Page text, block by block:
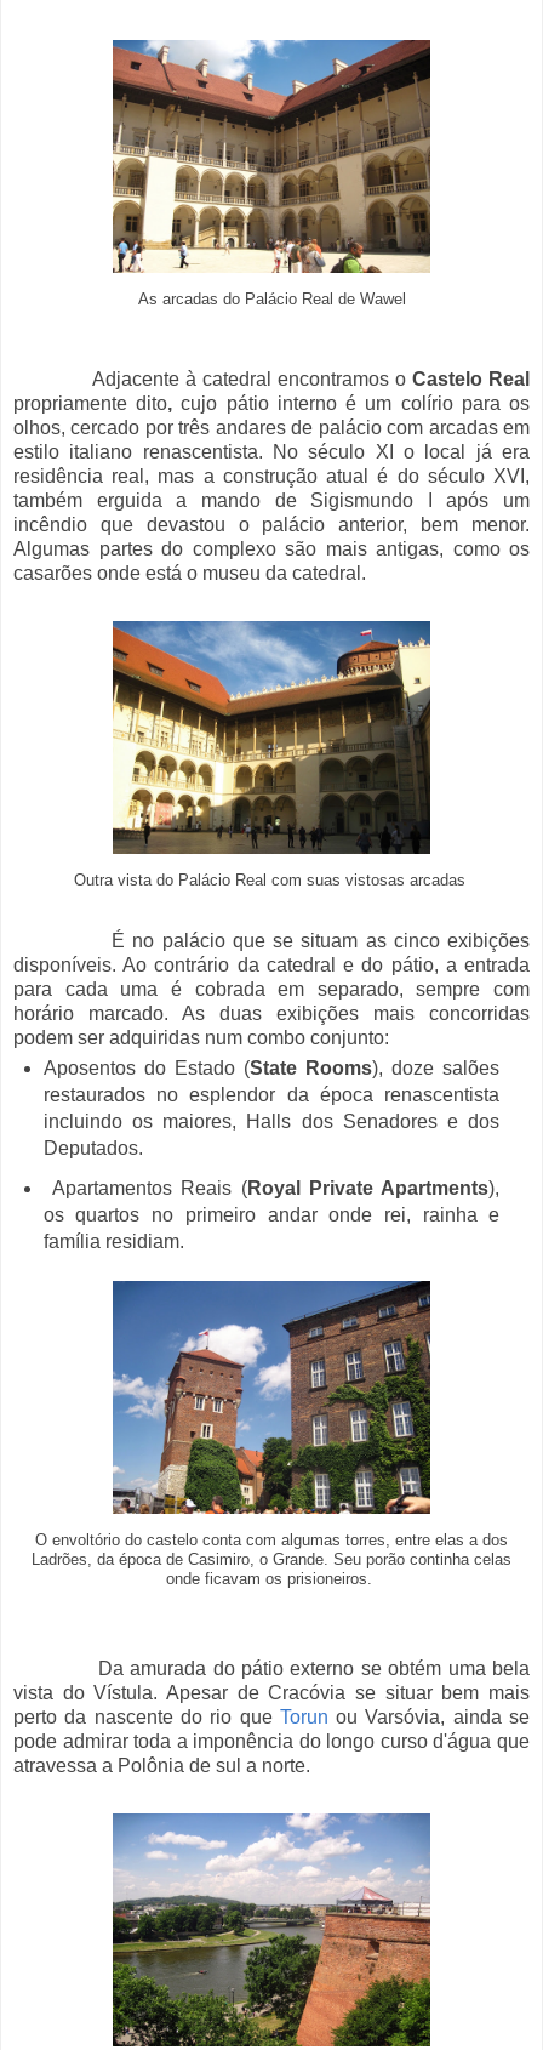
As arcadas do Palácio Real de Wawel
Adjacente à catedral encontramos o Castelo Real
propriamente dito, cujo pátio interno é um colírio para os
olhos, cercado por três andares de palácio com arcadas em
estilo italiano renascentista. No século XI o local já era
residência real, mas a construção atual é do século XVI,
também erguida a mando de Sigismundo I após um
incêndio que devastou o palácio anterior, bem menor.
Algumas partes do complexo são mais antigas, como os
casarões onde está o museu da catedral.
Outra vista do Palácio Real com suas vistosas arcadas
É no palácio que se situam as cinco exibições
disponíveis. Ao contrário da catedral e do pátio, a entrada
para cada uma é cobrada em separado, sempre com
horário marcado. As duas exibições mais concorridas
podem ser adquiridas num combo conjunto:
Aposentos do Estado (State Rooms), doze salões
restaurados no esplendor da época renascentista
incluindo os maiores, Halls dos Senadores e dos
Deputados.
Apartamentos Reais (Royal Private Apartments),
os quartos no primeiro andar onde rei, rainha e
família residiam.
O envoltório do castelo conta com algumas torres, entre elas a dos
Ladrões, da época de Casimiro, o Grande. Seu porão continha celas
onde ficavam os prisioneiros.
Da amurada do pátio externo se obtém uma bela
vista do Vístula. Apesar de Cracóvia se situar bem mais
perto da nascente do rio que Torun ou Varsóvia, ainda se
pode admirar toda a imponência do longo curso d'água que
atravessa a Polônia de sul a norte.